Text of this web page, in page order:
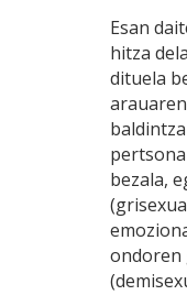
Esan
hitza
dituela
bezala,
ondoren